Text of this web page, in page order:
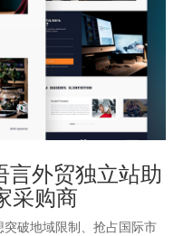
言外贸独立站助
采购商
破地域限制、抢占国际市